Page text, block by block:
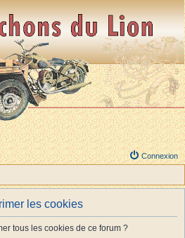
Connexion
les cookies
tous les cookies de ce forum ?